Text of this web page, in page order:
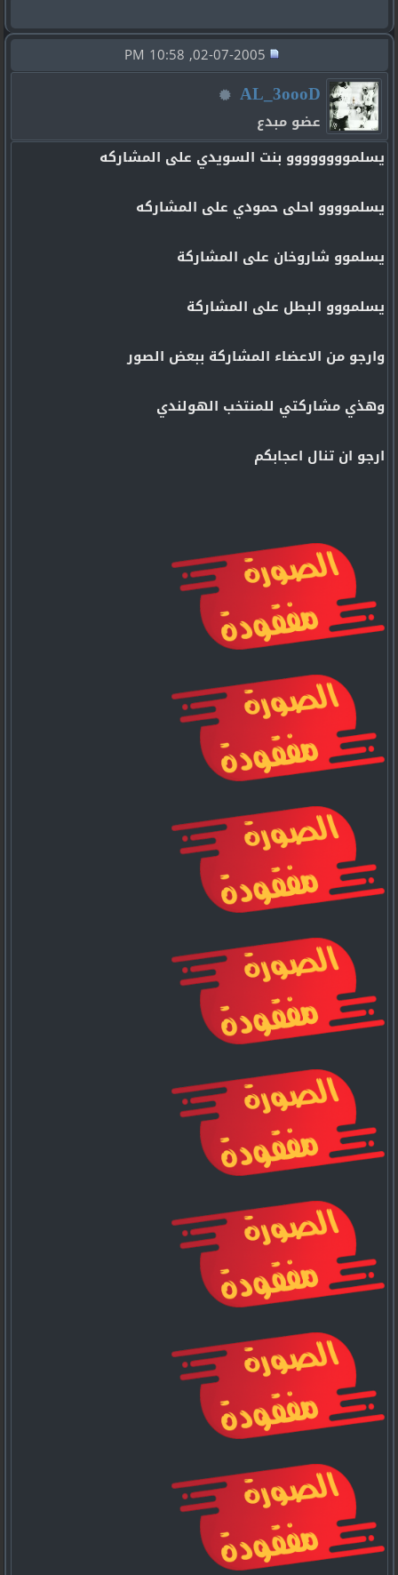
AL_3oooD
عضو مبدع
يسلموووووووو بنت السويدي على المشاركه
يسلموووو احلى حمودي على المشاركه
يسلموو شاروخان على المشاركة
يسلمووو البطل على المشاركة
وارجو من الاعضاء المشاركة ببعض الصور
وهذي مشاركتي للمنتخب الهولندي
ارجو ان تنال اعجابكم